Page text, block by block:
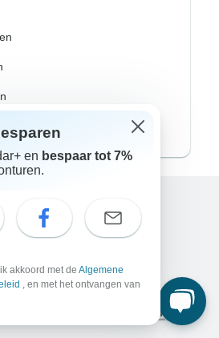
en bespaar tot 7%
akkoord met de Algemene
, en met het ontvangen van